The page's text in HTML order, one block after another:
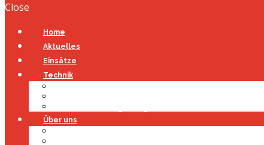
Close
Home
Aktuelles
Einsätze
Technik
Über uns